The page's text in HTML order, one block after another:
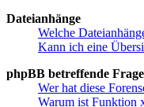
Dateianhänge
Welche
Kann ich eine
phpBB betreffende
Wer hat diese
Warum ist Funktion